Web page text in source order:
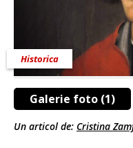
Galerie foto (1)
Historica
Un articol de: Cristina